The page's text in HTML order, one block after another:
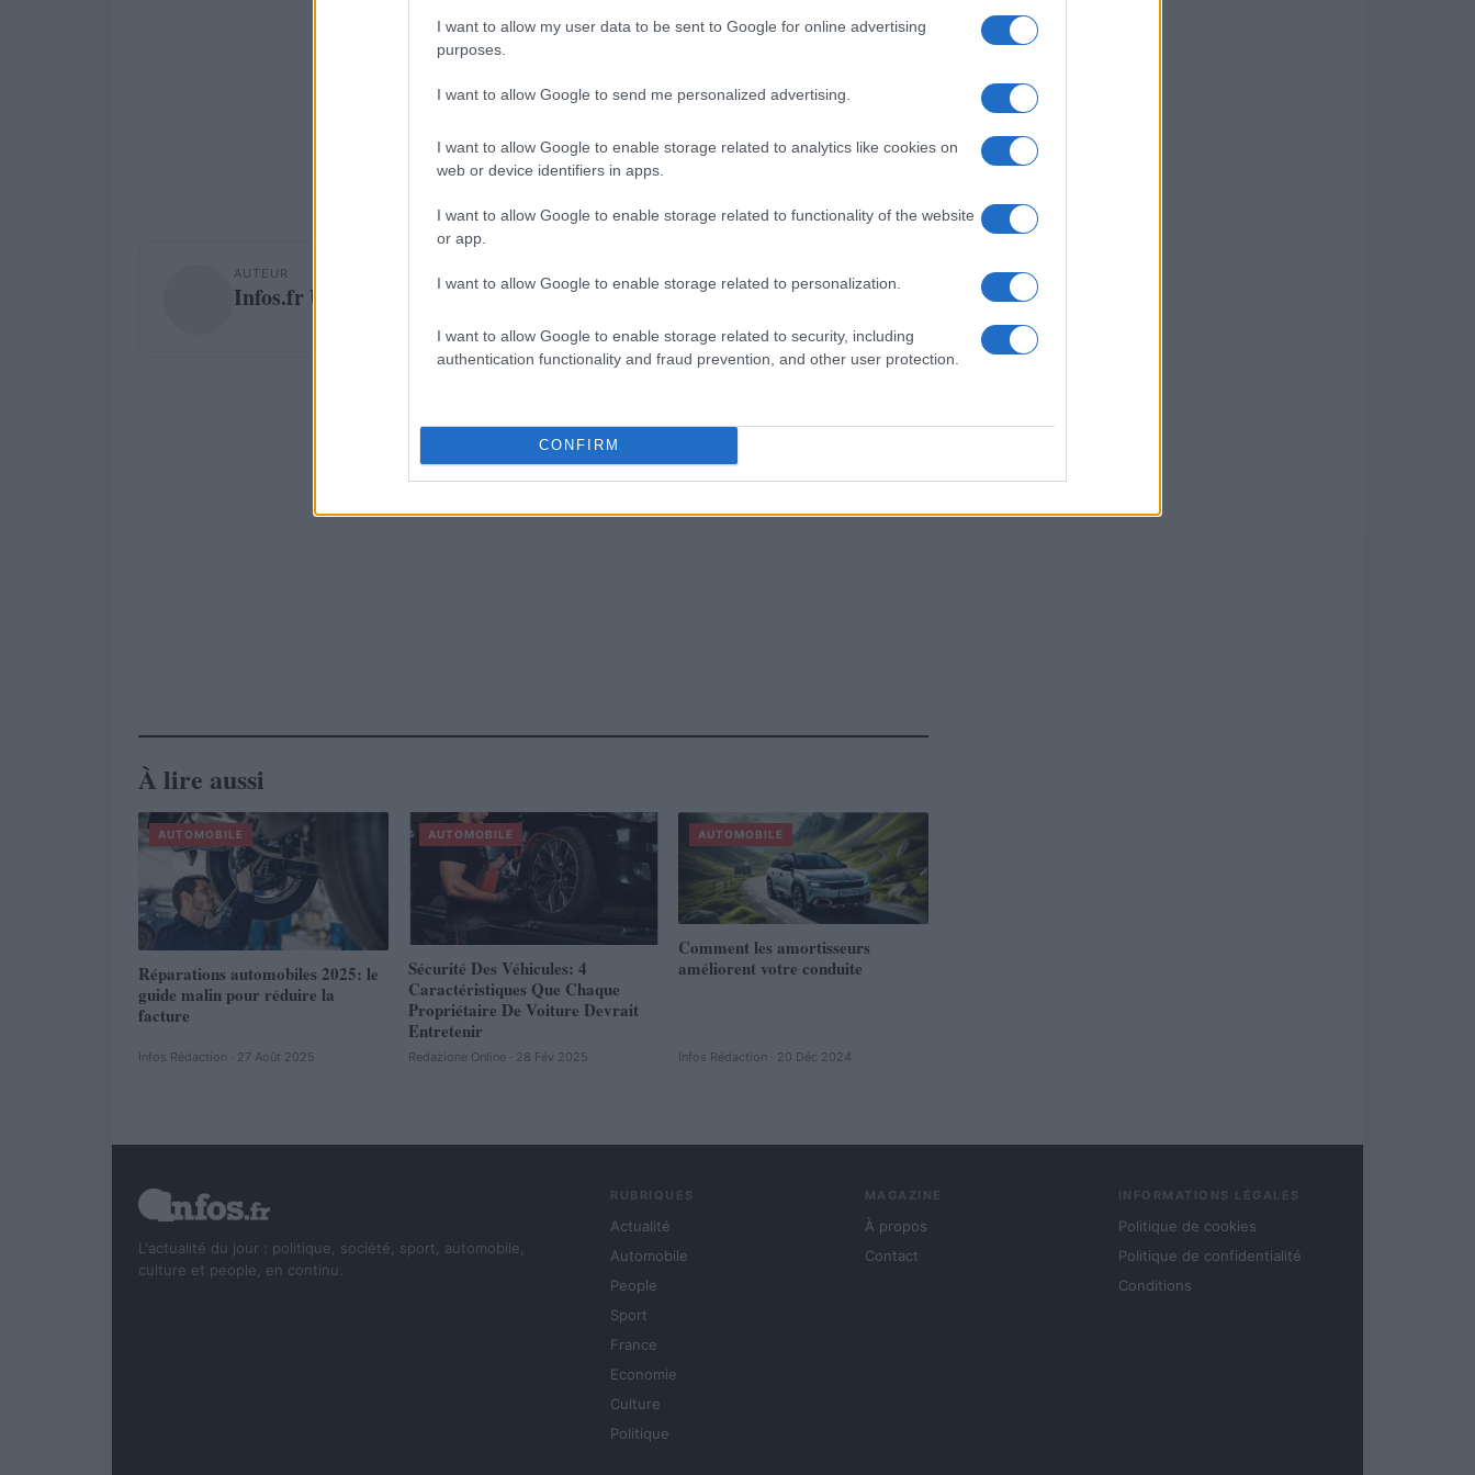
I want to allow my user data to be sent to Google for online advertising
purposes.
I want to allow Google to send me personalized advertising.
I want to allow Google to enable storage related to analytics like cookies on
web or device identifiers in apps.
I want to allow Google to enable storage related to functionality of the website
or app.
I want to allow Google to enable storage related to personalization.
I want to allow Google to enable storage related to security, including
authentication functionality and fraud prevention, and other user protection.
CONFIRM
AUTEUR
Infos.fr Unit
À lire aussi
AUTOMOBILE
Réparations automobiles 2025: le
guide malin pour réduire la
facture
Infos Rédaction · 27 Août 2025
AUTOMOBILE
Sécurité Des Véhicules: 4
Caractéristiques Que Chaque
Propriétaire De Voiture Devrait
Entretenir
Redazione Online · 28 Fév 2025
AUTOMOBILE
Comment les amortisseurs
améliorent votre conduite
Infos Rédaction · 20 Déc 2024
L'actualité du jour : politique, société, sport, automobile,
culture et people, en continu.
RUBRIQUES
Actualité
Automobile
People
Sport
France
Economie
Culture
Politique
MAGAZINE
À propos
Contact
INFORMATIONS LÉGALES
Politique de cookies
Politique de confidentialité
Conditions